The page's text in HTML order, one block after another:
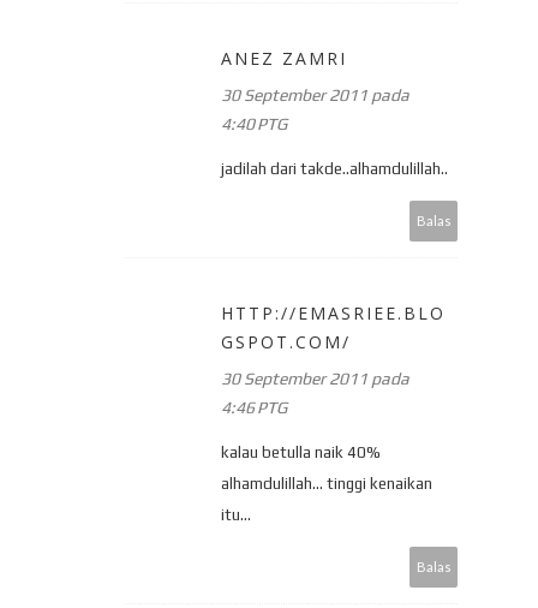
ANEZ ZAMRI
30 September 2011 pada
4:40 PTG
jadilah dari takde..alhamdulillah..
Balas
HTTP://EMASRIEE.BLO
GSPOT.COM/
30 September 2011 pada
4:46 PTG
kalau betulla naik 40%
alhamdulillah... tinggi kenaikan
itu...
Balas